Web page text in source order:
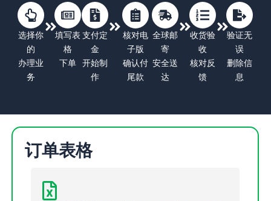
选择你
的
办理业
务
填写表
格
下单
支付定
金
开始制
作
核对电
子版
确认付
尾款
全球邮
寄
安全送
达
收货验
收
核对反
馈
验证无
误
删除信
息
订单表格